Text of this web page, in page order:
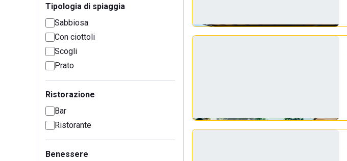
Tipologia di spiaggia
Sabbiosa
Con ciottoli
Scogli
Prato
Ristorazione
Bar
Ristorante
Benessere